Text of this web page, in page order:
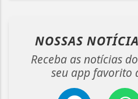
NOSSAS
Receba as notícias
seu app favorito